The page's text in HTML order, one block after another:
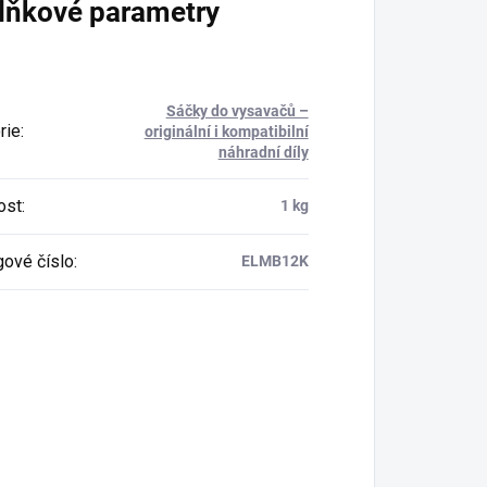
parametry
:
Sáčky do vysavačů –
originální i kompatibilní
náhradní díly
: 1 kg
číslo: ELMB12K